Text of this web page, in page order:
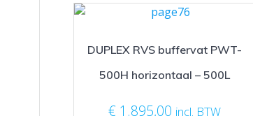
DUPLEX RVS buffervat PWT-
500H horizontaal – 500L
€ 1.895,00 incl. BTW